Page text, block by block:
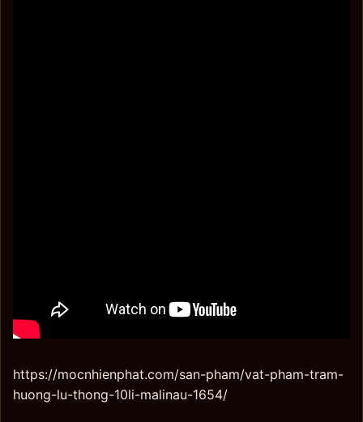
https://mocnhienphat.com/san-pham/vat-pham-tram-
huong-lu-thong-10li-malinau-1654/